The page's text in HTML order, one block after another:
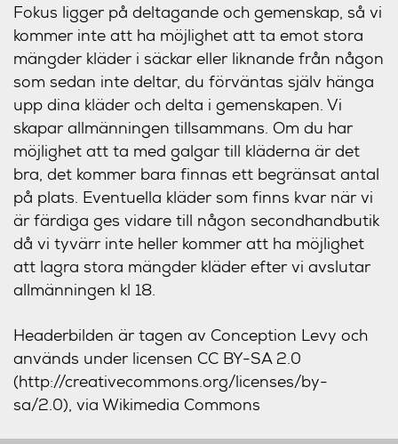
Fokus ligger på deltagande och gemenskap, så vi
kommer inte att ha möjlighet att ta emot stora
mängder kläder i säckar eller liknande från någon
som sedan inte deltar, du förväntas själv hänga
upp dina kläder och delta i gemenskapen. Vi
skapar allmänningen tillsammans. Om du har
möjlighet att ta med galgar till kläderna är det
bra, det kommer bara finnas ett begränsat antal
på plats. Eventuella kläder som finns kvar när vi
är färdiga ges vidare till någon secondhandbutik
då vi tyvärr inte heller kommer att ha möjlighet
att lagra stora mängder kläder efter vi avslutar
allmänningen kl 18.
Headerbilden är tagen av Conception Levy och
används under licensen CC BY-SA 2.0
(http://creativecommons.org/licenses/by-
sa/2.0), via Wikimedia Commons